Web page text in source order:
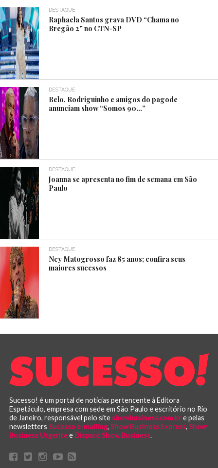
DESTAQUE
Raphaela Santos grava DVD “Chama no
Bregão 2” no CTN-SP
DESTAQUE
Belo, Rodriguinho e amigos do pagode
anunciam show “Somos 90…”
DESTAQUE
Joanna se apresenta no fim de semana em São
Paulo
DESTAQUE
Ney Matogrosso faz 85 anos; confira seus
maiores sucessos
Sucesso! é um portal de notícias pertencente à Editora
Espetáculo, empresa com sede em São Paulo e escritório no Rio
de Janeiro, responsável pelo site showbusiness.com.bre pelas
newsletters Sucesso e-mailing, Show Business Express, Show
Business Urgentee Disparo Show Business.